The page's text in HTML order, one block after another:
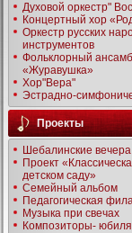
Духовой оркестр"
Концертный хор
Оркестр русских
инструментов
Фольклорный
«Журавушка»
Хор"Вера"
Эстрадно-
Проекты
Шебалинские вечера
Проект
детском саду»
Семейный альбом
Педагогическая
Музыка при свечах
Композиторы-